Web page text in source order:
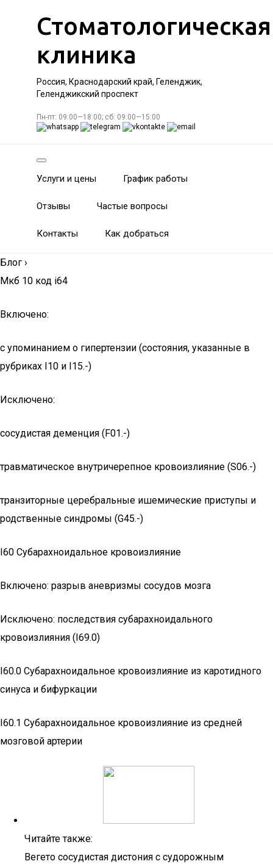
Стоматологическая
клиника
Россия, Краснодарский край, Геленджик,
Геленджикский проспект
Пн-пт: 09:00—18:00; сб: 09:00—15:00
Услуги и цены График работы
Отзывы Частые вопросы
Контакты Как добраться
Блог ›
Мкб 10 код i64
Включено:
с упоминанием о гипертензии (состояния, указанные в
рубриках I10 и I15.-)
Исключено:
сосудистая деменция (F01.-)
травматическое внутричерепное кровоизлияние (S06.-)
транзиторные церебральные ишемические приступы и
родственные синдромы (G45.-)
I60 Субарахноидальное кровоизлияние
Включено: разрыв аневризмы сосудов мозга
Исключено: последствия субарахноидального
кровоизлияния (I69.0)
I60.0 Субарахноидальное кровоизлияние из каротидного
синуса и бифуркации
I60.1 Субарахноидальное кровоизлияние из средней
мозговой артерии
Читайте также:
Вегето сосудистая дистония с судорожным